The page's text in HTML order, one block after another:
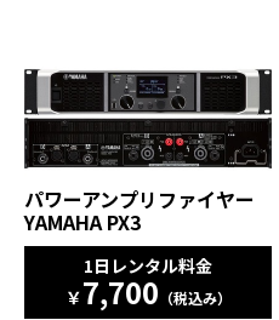
パワーアンプリファイヤー
YAMAHA PX3
1日レンタル料金
￥7,700 （税込み）